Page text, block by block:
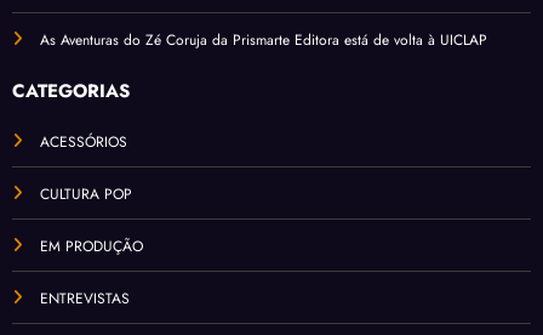
As Aventuras do Zé Coruja da Prismarte Editora está de volta à UICLAP
CATEGORIAS
ACESSÓRIOS
CULTURA POP
EM PRODUÇÃO
ENTREVISTAS